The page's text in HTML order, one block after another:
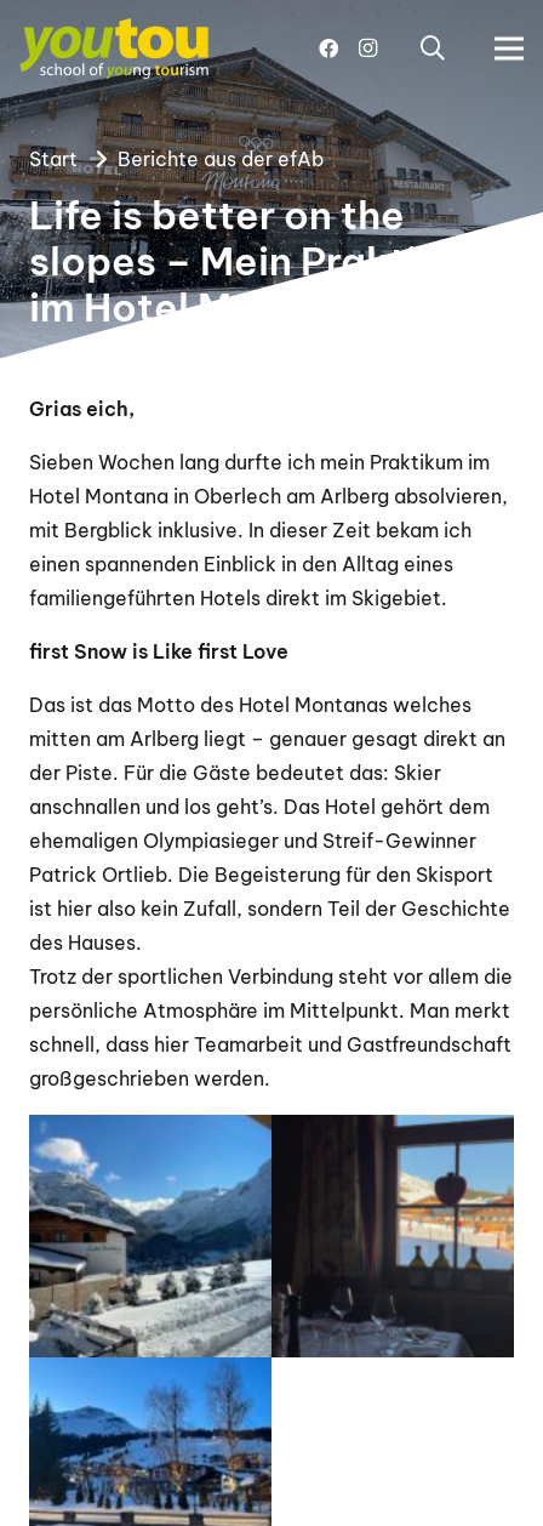
Start Berichte aus der efAb
Life is better on the
slopes – Mein Praktikum
im Hotel MONTANA
Grias eich,
Sieben Wochen lang durfte ich mein Praktikum im
Hotel Montana in Oberlech am Arlberg absolvieren,
mit Bergblick inklusive. In dieser Zeit bekam ich
einen spannenden Einblick in den Alltag eines
familiengeführten Hotels direkt im Skigebiet.
first Snow is Like first Love
Das ist das Motto des Hotel Montanas welches
mitten am Arlberg liegt – genauer gesagt direkt an
der Piste. Für die Gäste bedeutet das: Skier
anschnallen und los geht’s. Das Hotel gehört dem
ehemaligen Olympiasieger und Streif-Gewinner
Patrick Ortlieb. Die Begeisterung für den Skisport
ist hier also kein Zufall, sondern Teil der Geschichte
des Hauses.
Trotz der sportlichen Verbindung steht vor allem die
persönliche Atmosphäre im Mittelpunkt. Man merkt
schnell, dass hier Teamarbeit und Gastfreundschaft
großgeschrieben werden.